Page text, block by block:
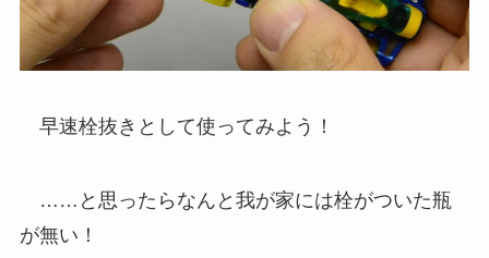
早速栓抜きとして使ってみよう！
……と思ったらなんと我が家には栓がついた瓶
が無い！